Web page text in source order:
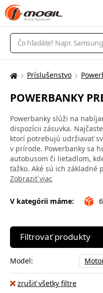
Vyhľadávanie
Tu
nachádzate:
Príslušenstvo
POWERBANKY
Powerbanky slúži na
dispozícii zásuvka.
ktorí potrebujú udržiavať
v prírode. Powerbanky sa
autobusom či lietadlom,
ťažko. Aké sú ich základné
Zobraziť viac
V kategórii máme: 6
Filtrovať produkty
Model:
zrušiť všetky filtre